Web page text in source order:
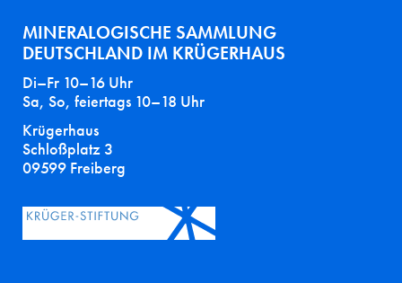
MINERALOGISCHE SAMMLUNG
DEUTSCHLAND IM KRÜGERHAUS
Di–Fr 10–16 Uhr
Sa, So, feiertags 10–18 Uhr
Krügerhaus
Schloßplatz 3
09599 Freiberg